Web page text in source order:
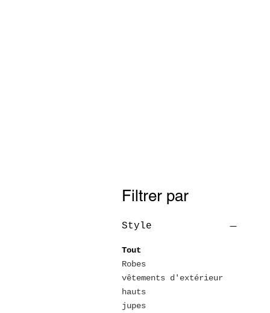
Filtrer par
Style
Tout
Robes
vêtements d'extérieur
hauts
jupes